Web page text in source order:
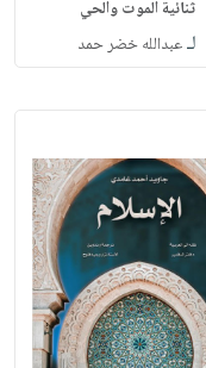
ثنائية الموت والحي
لـعبدالله خضر حمد